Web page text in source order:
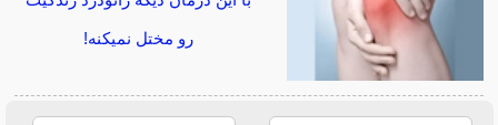
رو مختل نمیکنه!